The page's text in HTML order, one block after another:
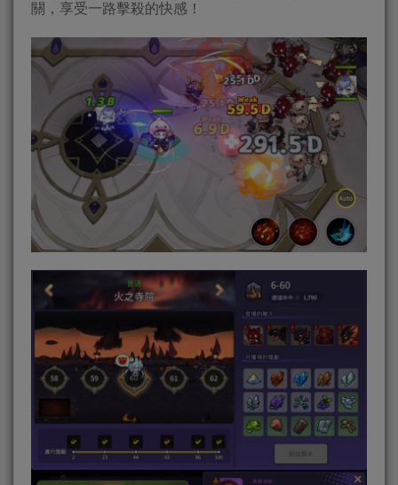
關，享受一路擊殺的快感！